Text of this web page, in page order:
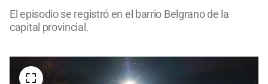
El episodio se registró en el barrio Belgrano de la
capital provincial.